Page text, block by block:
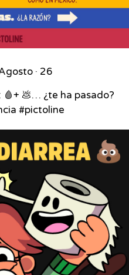
· 26
💩… ¿te ha pasado?
#pictoline